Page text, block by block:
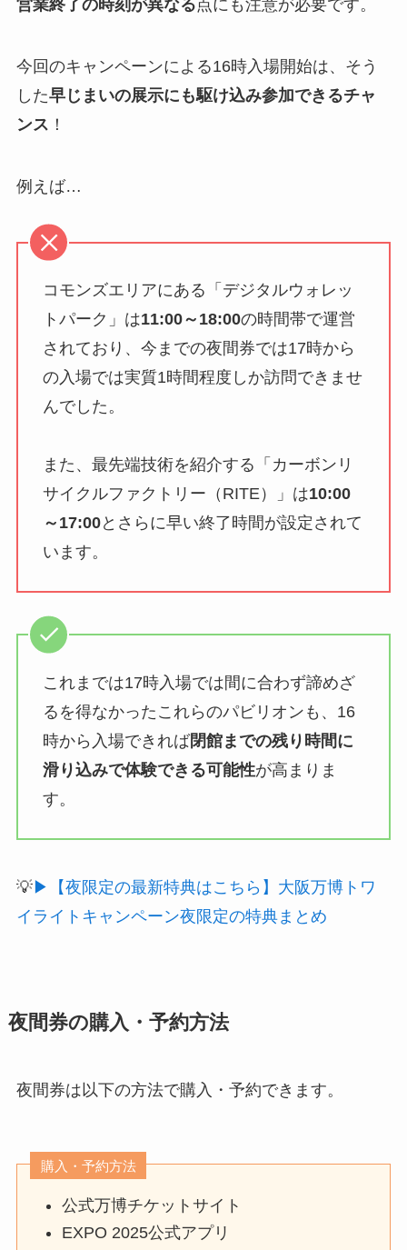
営業終了の時刻が異なる点にも注意が必要です。
今回のキャンペーンによる16時入場開始は、そう
した早じまいの展示にも駆け込み参加できるチャ
ンス ！
例えば…
コモンズエリアにある「デジタルウォレッ
トパーク」は11:00～18:00の時間帯で運営
されており、今までの夜間券では17時から
の入場では実質1時間程度しか訪問できませ
んでした。
また、最先端技術を紹介する「カーボンリ
サイクルファクトリー（RITE）」は10:00
～17:00とさらに早い終了時間が設定されて
います。
これまでは17時入場では間に合わず諦めざ
るを得なかったこれらのパビリオンも、16
時から入場できれば閉館までの残り時間に
滑り込みで体験できる可能性が高まりま
す。
💡▶【夜限定の最新特典はこちら】大阪万博トワ
イライトキャンペーン夜限定の特典まとめ
夜間券の購入・予約方法
夜間券は以下の方法で購入・予約できます。
購入・予約方法
公式万博チケットサイト
EXPO 2025公式アプリ